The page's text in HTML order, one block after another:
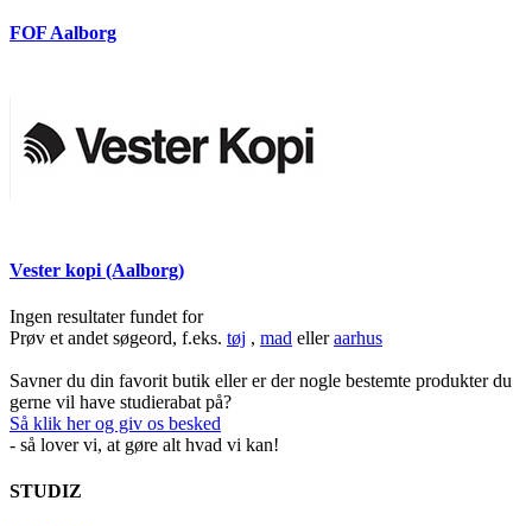
FOF Aalborg
Vester kopi (Aalborg)
Ingen resultater fundet for
Prøv et andet søgeord, f.eks. tøj , mad elleraarhus
Savner du din favorit butik eller er der nogle bestemte produkter du
gerne vil have studierabat på?
Så klik her og giv os besked
- så lover vi, at gøre alt hvad vi kan!
STUDIZ